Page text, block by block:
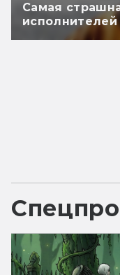
Самая
исполнителей